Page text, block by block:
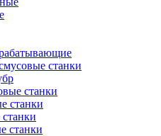
станки
станки
станки
станки